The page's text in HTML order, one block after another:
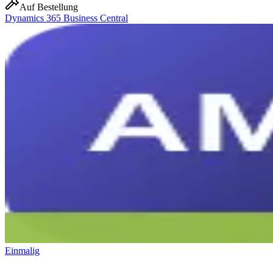
Auf Bestellung
Dynamics 365 Business Central
Einmalig